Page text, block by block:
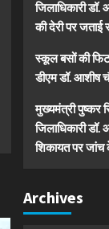
जिलाधिकारी डॉ.
की देरी पर जताई
स्कूल बसों की
डीएम डॉ. आशीष
मुख्यमंत्री पुष्कर
जिलाधिकारी
शिकायत पर जांच
Archives